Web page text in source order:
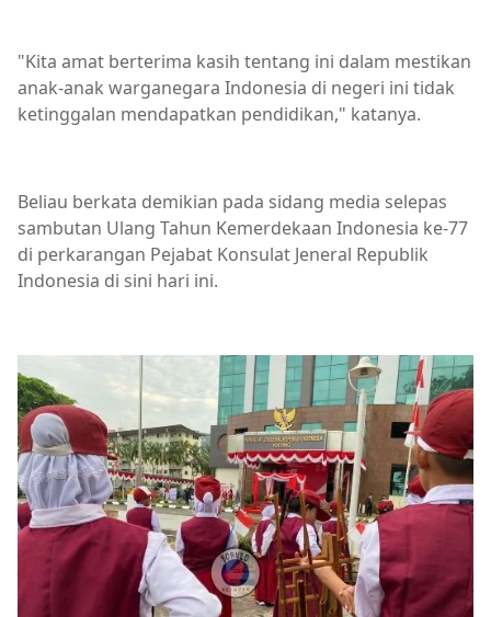
"Kita amat berterima kasih tentang ini dalam mestikan
anak-anak warganegara Indonesia di negeri ini tidak
ketinggalan mendapatkan pendidikan," katanya.
Beliau berkata demikian pada sidang media selepas
sambutan Ulang Tahun Kemerdekaan Indonesia ke-77
di perkarangan Pejabat Konsulat Jeneral Republik
Indonesia di sini hari ini.